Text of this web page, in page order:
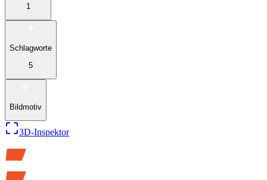
1
Schlagworte
5
Bildmotiv
3D-Inspektor